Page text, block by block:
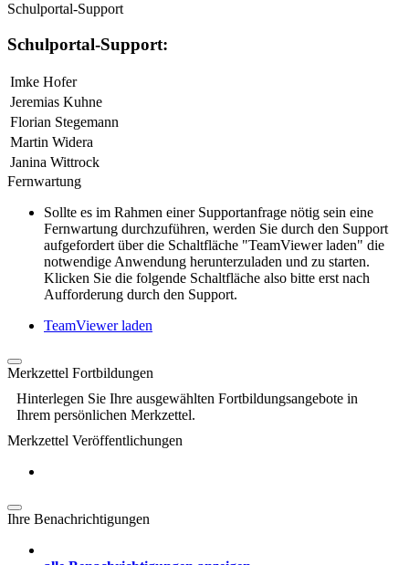
Schulportal-Support
Schulportal-Support:
Imke Hofer
Jeremias Kuhne
Florian Stegemann
Martin Widera
Janina Wittrock
Fernwartung
Sollte es im Rahmen einer Supportanfrage nötig sein eine
Fernwartung durchzuführen, werden Sie durch den Support
aufgefordert über die Schaltfläche "TeamViewer laden" die
notwendige Anwendung herunterzuladen und zu starten.
Klicken Sie die folgende Schaltfläche also bitte erst nach
Aufforderung durch den Support.
TeamViewer laden
Merkzettel Fortbildungen
Hinterlegen Sie Ihre ausgewählten Fortbildungsangebote in
Ihrem persönlichen Merkzettel.
Merkzettel Veröffentlichungen
Ihre Benachrichtigungen